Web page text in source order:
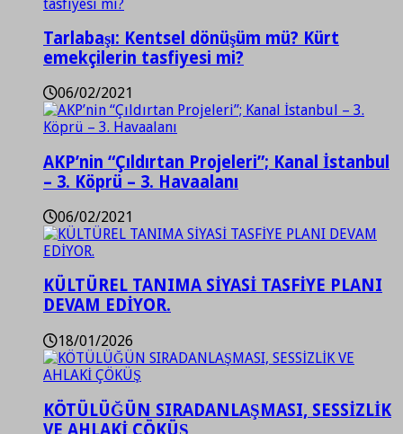
Tarlabaşı: Kentsel dönüşüm mü? Kürt
emekçilerin tasfiyesi mi?
06/02/2021
AKP’nin “Çıldırtan Projeleri”; Kanal İstanbul
– 3. Köprü – 3. Havaalanı
06/02/2021
KÜLTÜREL TANIMA SİYASİ TASFİYE PLANI
DEVAM EDİYOR.
18/01/2026
KÖTÜLÜĞÜN SIRADANLAŞMASI, SESSİZLİK
VE AHLAKİ ÇÖKÜŞ